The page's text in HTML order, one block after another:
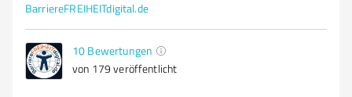
BarriereFREIHEITdigital.de
10 Bewertungen
von 179 veröffentlicht